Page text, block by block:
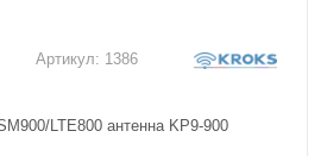
Артикул: 1386
LTE800 антенна KP9-900